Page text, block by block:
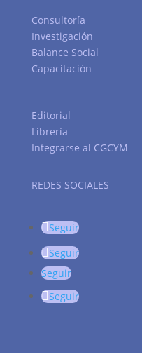
Consultoría
Investigación
Balance Social
Capacitación
Editorial
Librería
Integrarse al CGCYM
REDES SOCIALES
Seguir
Seguir
Seguir
Seguir